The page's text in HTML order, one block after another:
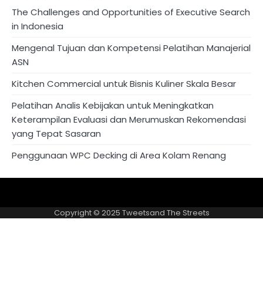
The Challenges and Opportunities of Executive Search
in Indonesia
Mengenal Tujuan dan Kompetensi Pelatihan Manajerial
ASN
Kitchen Commercial untuk Bisnis Kuliner Skala Besar
Pelatihan Analis Kebijakan untuk Meningkatkan
Keterampilan Evaluasi dan Merumuskan Rekomendasi
yang Tepat Sasaran
Penggunaan WPC Decking di Area Kolam Renang
US
Policy
Copyright © 2025 Tweetsand The Streets